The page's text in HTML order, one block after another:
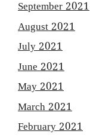
September 2021
August 2021
July 2021
June 2021
May 2021
March 2021
February 2021